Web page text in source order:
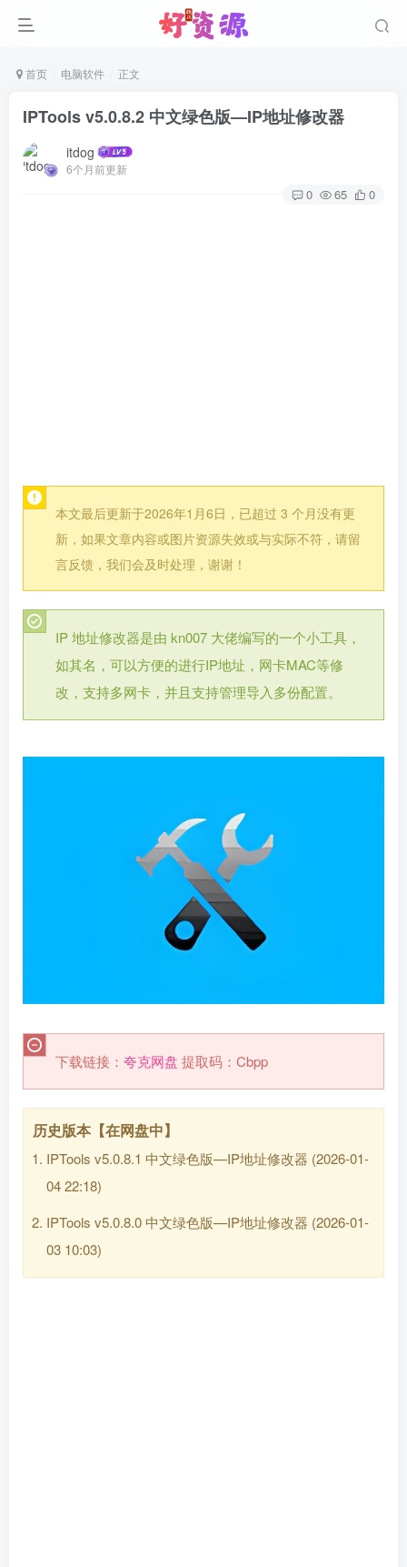
首页 电脑软件 正文
IPTools v5.0.8.2 中文绿色版—IP地址修改器
itdog
6个月前更新
0 65 0
本文最后更新于2026年1月6日，已超过 3 个月没有更
新，如果文章内容或图片资源失效或与实际不符，请留
言反馈，我们会及时处理，谢谢！
IP 地址修改器是由 kn007 大佬编写的一个小工具，
如其名，可以方便的进行IP地址，网卡MAC等修
改，支持多网卡，并且支持管理导入多份配置。
下载链接： 夸克网盘 提取码：Cbpp
历史版本【在网盘中】
IPTools v5.0.8.1 中文绿色版—IP地址修改器 (2026-01-
04 22:18)
IPTools v5.0.8.0 中文绿色版—IP地址修改器 (2026-01-
03 10:03)